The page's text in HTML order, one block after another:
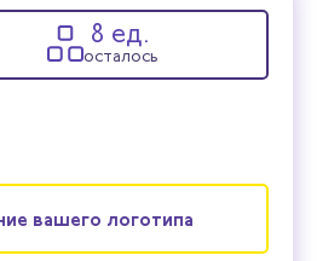
8 ед.
осталось
вашего логотипа